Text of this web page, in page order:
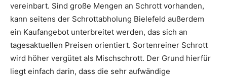
vereinbart. Sind große Mengen an Schrott vorhanden,
kann seitens der Schrottabholung Bielefeld außerdem
ein Kaufangebot unterbreitet werden, das sich an
tagesaktuellen Preisen orientiert. Sortenreiner Schrott
wird höher vergütet als Mischschrott. Der Grund hierfür
liegt einfach darin, dass die sehr aufwändige